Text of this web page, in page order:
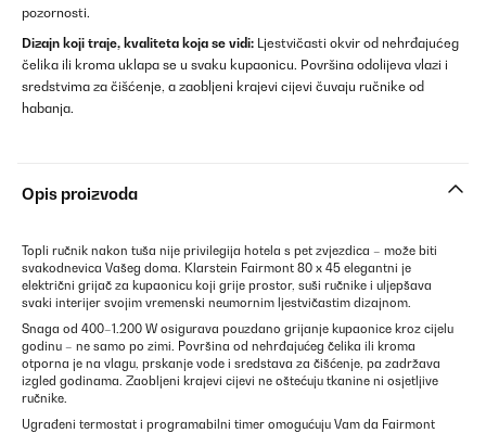
pozornosti.
Dizajn koji traje, kvaliteta koja se vidi: Ljestvičasti okvir od nehrđajućeg
čelika ili kroma uklapa se u svaku kupaonicu. Površina odolijeva vlazi i
sredstvima za čišćenje, a zaobljeni krajevi cijevi čuvaju ručnike od
habanja.
Opis proizvoda
Topli ručnik nakon tuša nije privilegija hotela s pet zvjezdica – može biti
svakodnevica Vašeg doma. Klarstein Fairmont 80 x 45 elegantni je
električni grijač za kupaonicu koji grije prostor, suši ručnike i uljepšava
svaki interijer svojim vremenski neumornim ljestvičastim dizajnom.
Snaga od 400–1.200 W osigurava pouzdano grijanje kupaonice kroz cijelu
godinu – ne samo po zimi. Površina od nehrđajućeg čelika ili kroma
otporna je na vlagu, prskanje vode i sredstava za čišćenje, pa zadržava
izgled godinama. Zaobljeni krajevi cijevi ne oštećuju tkanine ni osjetljive
ručnike.
Ugrađeni termostat i programabilni timer omogućuju Vam da Fairmont